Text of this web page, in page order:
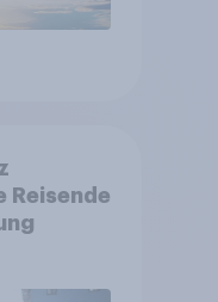
Reisende